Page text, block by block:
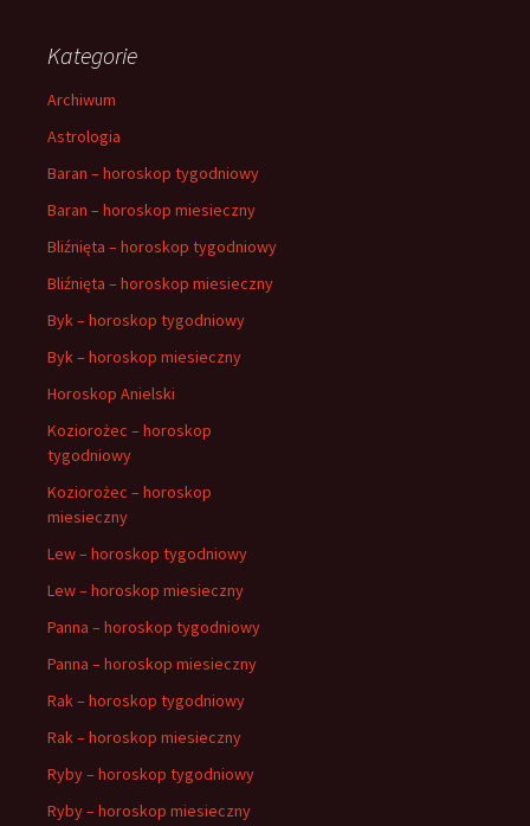
Kategorie
Archiwum
Astrologia
Baran – horoskop tygodniowy
Baran – horoskop miesieczny
Bliźnięta – horoskop tygodniowy
Bliźnięta – horoskop miesieczny
Byk – horoskop tygodniowy
Byk – horoskop miesieczny
Horoskop Anielski
Koziorożec – horoskop
tygodniowy
Koziorożec – horoskop
miesieczny
Lew – horoskop tygodniowy
Lew – horoskop miesieczny
Panna – horoskop tygodniowy
Panna – horoskop miesieczny
Rak – horoskop tygodniowy
Rak – horoskop miesieczny
Ryby – horoskop tygodniowy
Ryby – horoskop miesieczny